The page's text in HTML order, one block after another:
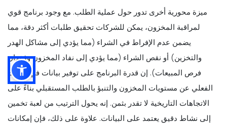
ميزة محورية أخرى تدور حول عملية الطلب. مع وجود برنامج قوي
لمراقبة المخزون، يمكن للشركات تحقيق طلبات أكثر دقة، مما
يضمن عدم الإفراط في الشراء (مما يؤدي إلى مشاكل الهدر
والتخزين) أو نقص الشراء (مما يؤدي إلى نفاد المخزون وفقدان
فرص المبيعات). إن قدرة البرنامج على توفير بيانات في الوقت
الفعلي عن مستويات المخزون والتنبؤ بالطلب المستقبلي بناءً على
الاتجاهات التاريخية لا تقدر بثمن. إنه يحول الترتيب من لعبة تخمين
إلى نشاط دقيق يعتمد على البيانات. علاوة على ذلك، فإن إمكانات